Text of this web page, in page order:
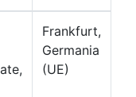
Frankfurt,
Germania
(UE)